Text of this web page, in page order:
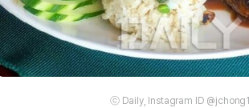
ⓒ Daily, Instagram ID @jchong1